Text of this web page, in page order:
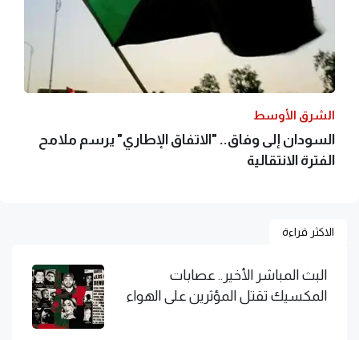
الشرق الأوسط
السودان إلى وفاق.. "الاتفاق الإطاري" يرسم ملامح
الفترة الانتقالية
الاكثر قراءة
البث المباشر الأخير.. عصابات
المكسيك تقتل المؤثرين على الهواء